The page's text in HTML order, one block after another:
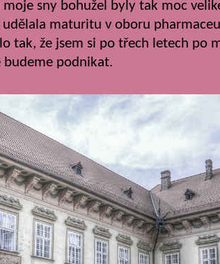
sny bohužel byly tak moc
maturitu v oboru
tak, že jsem si po třech letech po
budeme podnikat.